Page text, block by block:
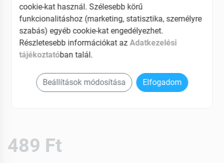
489 Ft
cookie-kat használ. Szélesebb körű
funkcionalitáshoz (marketing, statisztika, személyre
szabás) egyéb cookie-kat engedélyezhet.
Részletesebb információkat azAdatkezelési
tájékoztatóban talál.
Beállítások módosítása Elfogadom